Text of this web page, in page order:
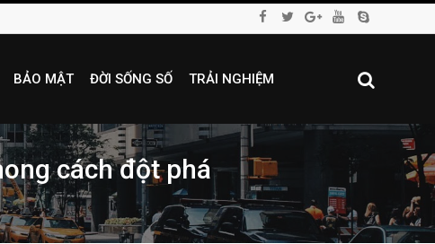
BẢO MẬT ĐỜI SỐNG SỐ TRẢI NGHIỆM
cách đột phá